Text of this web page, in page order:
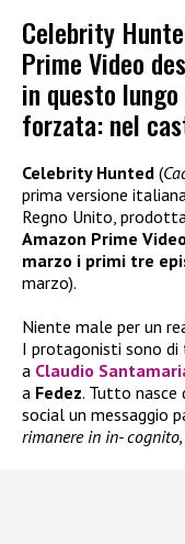
Celebrity
Prime Video
in questo
forzata: nel
Celebrity Hunted (
prima versione
Regno Unito,
Amazon Prime Video
marzo i primi tre
marzo).
Niente male per un
I protagonisti sono
a Claudio
a Fedez. Tutto nasce
social un messaggio
rimanere in in-